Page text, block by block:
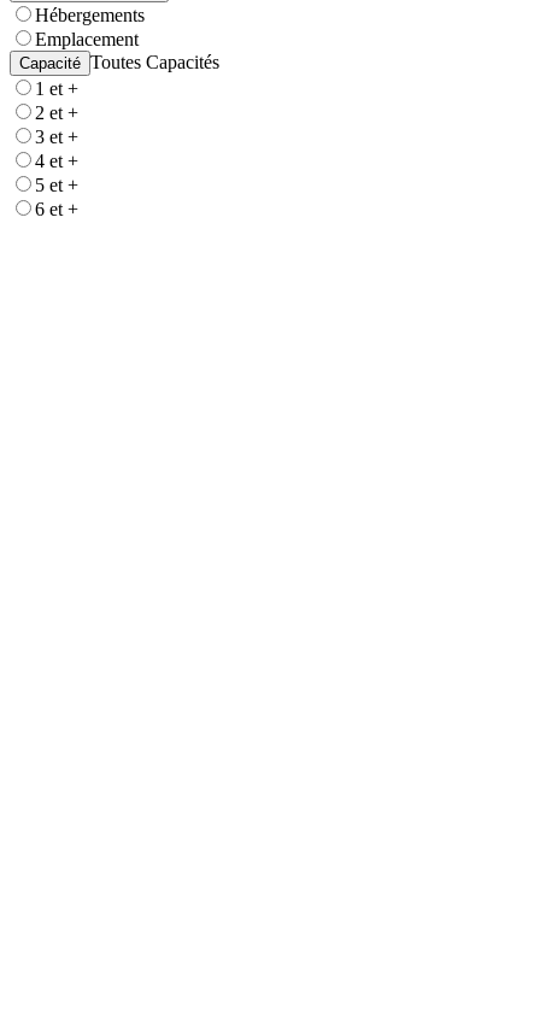
Hébergements
Emplacement
Capacité Toutes Capacités
1 et +
2 et +
3 et +
4 et +
5 et +
6 et +